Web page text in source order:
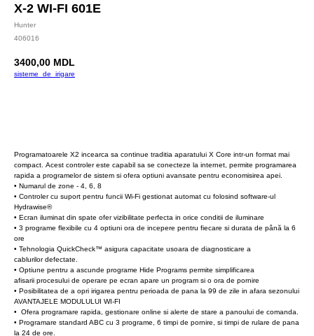
X-2 WI-FI 601E
Hunter
406016
3400,00 MDL
sisteme_de_irigare
Programatoarele X2 incearca sa continue traditia aparatului X Core intr-un format mai
compact. Acest controler este capabil sa se conecteze la internet, permite programarea
rapida a programelor de sistem si ofera optiuni avansate pentru economisirea apei.
• Numarul de zone - 4, 6, 8
• Controler cu suport pentru funcii Wi-Fi gestionat automat cu folosind software-ul
Hydrawise®
• Ecran iluminat din spate ofer vizibilitate perfecta in orice conditii de iluminare
• 3 programe flexibile cu 4 optiuni ora de incepere pentru fiecare si durata de până la 6
ore
• Tehnologia QuickCheck™ asigura capacitate usoara de diagnosticare a
cablurilor defectate.
• Optiune pentru a ascunde programe Hide Programs permite simplificarea
afisarii procesului de operare pe ecran apare un program si o ora de pornire
• Posibilitatea de a opri irigarea pentru perioada de pana la 99 de zile in afara sezonului
AVANTAJELE MODULULUI WI-FI
• Ofera programare rapida, gestionare online si alerte de stare a panoului de comanda.
• Programare standard ABC cu 3 programe, 6 timpi de pornire, si timpi de rulare de pana
la 24 de ore.